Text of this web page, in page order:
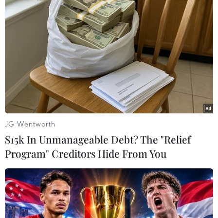
Theo dõi VietnamPlus
TIN LIÊN QUAN
JG Wentworth
$15k In Unmanageable Debt? The "Relief
Program" Creditors Hide From You